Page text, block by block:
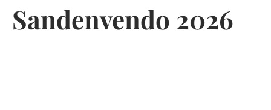
Sandenvendo 2026